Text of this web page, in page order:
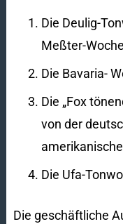
Die Deulig-
Meßter-
Die Bavaria-
Die „Fox
von der
Die Ufa-
Die geschäftliche